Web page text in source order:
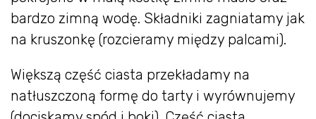
bardzo zimną wodę. Składniki zagniatamy jak
na kruszonkę (rozcieramy między palcami).
Większą część ciasta przekładamy na
natłuszczoną formę do tarty i wyrównujemy